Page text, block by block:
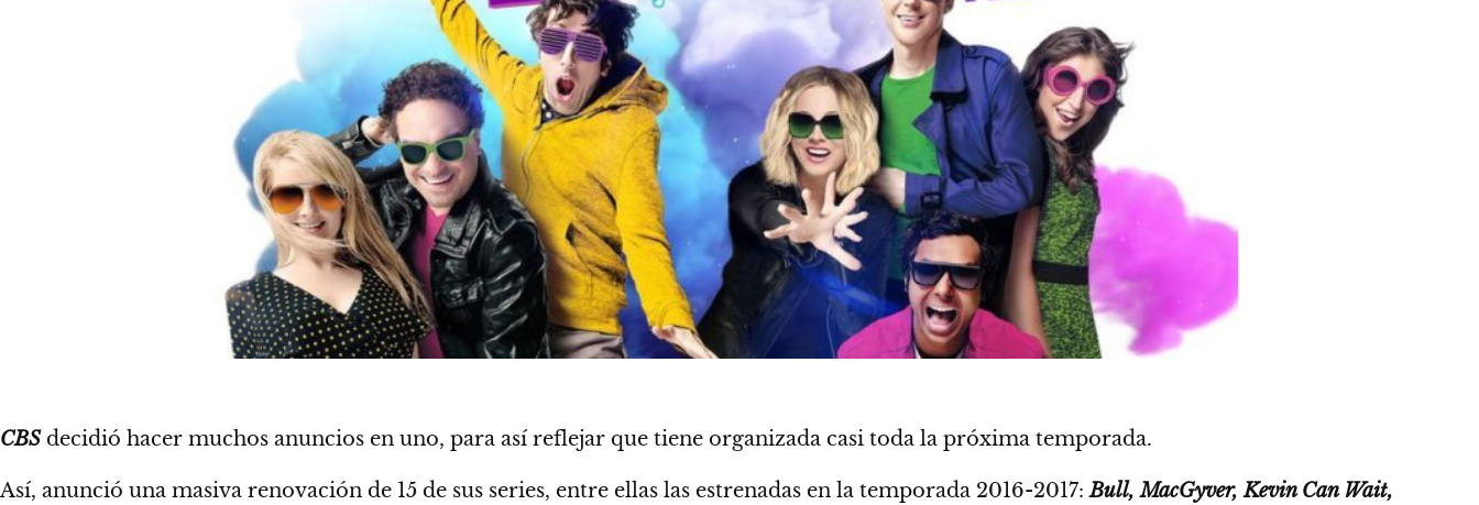
CBSdecidió hacer muchos anuncios en uno, para así reflejar que tiene organizada casi toda la próxima temporada.
Así, anunció una masiva renovación de 15 de sus series, entre ellas las estrenadas en la temporada 2016-2017:Bull, MacGyver, Kevin Can Wait,